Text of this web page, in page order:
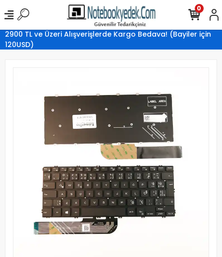
2900 TL ve Üzeri Alışverişlerde Kargo Bedava! (Bayiler için
120USD)
0